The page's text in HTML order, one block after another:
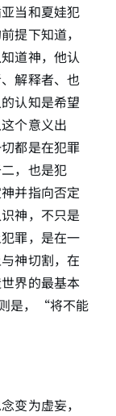
当和夏娃犯
提下知道，
道神，他认
解释者、也
认知是希望
个意义出
都是在犯罪
，也是犯
并指向否定
神，不只是
罪，是在一
神切割，在
界的最基本
是，“将不能
变为虚妄，